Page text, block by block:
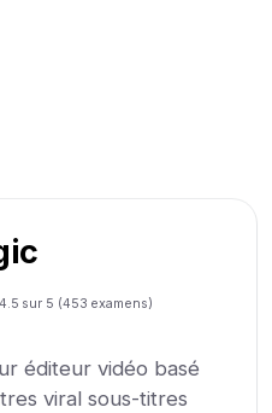
4.5 sur 5 (453 examens)
éditeur vidéo basé
viral sous-titres